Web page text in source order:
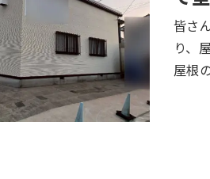
皆さんこんにちは！ 千葉市緑区
り、屋
屋根